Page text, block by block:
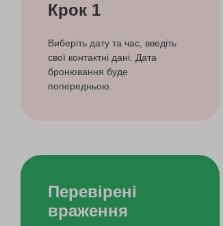
Крок 1
Виберіть дату та час, введіть
свої контактні дані. Дата
бронювання буде
попередньою.
Перевірені
враження